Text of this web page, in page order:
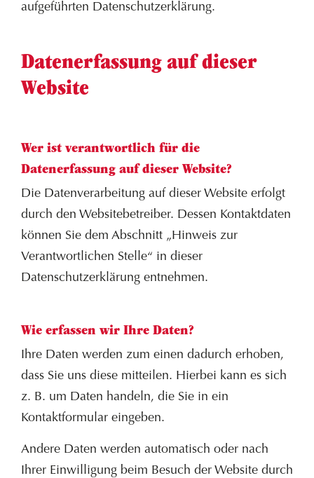
aufgeführten Datenschutzerklärung.
Datenerfassung auf dieser
Website
Wer ist verantwortlich für die
Datenerfassung auf dieser Website?
Die Datenverarbeitung auf dieser Website erfolgt
durch den Websitebetreiber. Dessen Kontaktdaten
können Sie dem Abschnitt „Hinweis zur
Verantwortlichen Stelle“ in dieser
Datenschutzerklärung entnehmen.
Wie erfassen wir Ihre Daten?
Ihre Daten werden zum einen dadurch erhoben,
dass Sie uns diese mitteilen. Hierbei kann es sich
z. B. um Daten handeln, die Sie in ein
Kontaktformular eingeben.
Andere Daten werden automatisch oder nach
Ihrer Einwilligung beim Besuch der Website durch